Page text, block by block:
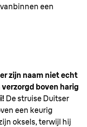
een
zijn naam niet echt
boven harig
De struise Duitser
een keurig
oksels, terwijl hij